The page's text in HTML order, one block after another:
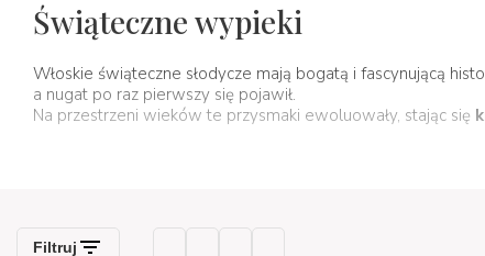
Świąteczne wypieki
Włoskie świąteczne słodycze mają bogatą i fascynującą
a nugat po raz pierwszy się pojawił.
Na przestrzeni wieków te przysmaki ewoluowały, stając się